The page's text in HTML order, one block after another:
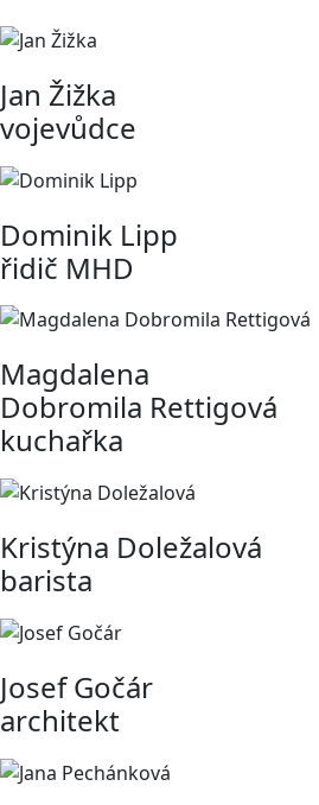
Jan Žižka
vojevůdce
Dominik Lipp
řidič MHD
Magdalena
Dobromila Rettigová
kuchařka
Kristýna Doležalová
barista
Josef Gočár
architekt